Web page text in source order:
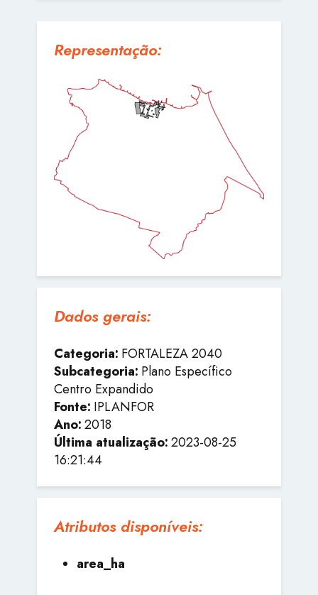
Representação:
Dados gerais:
Categoria: FORTALEZA 2040
Subcategoria: Plano Específico
Centro Expandido
Fonte: IPLANFOR
Ano:2018
Última atualização:2023-08-25
16:21:44
Atributos disponíveis:
area_ha